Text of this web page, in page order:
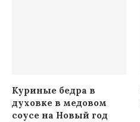
Куриные бедра в
духовке в медовом
соусе на Новый год